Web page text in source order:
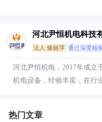
河北尹恒机电科技
法人:修丽萍 通过深度核
河北尹恒机电，2017年成立
机电设备，经验丰富，在行
热门文章